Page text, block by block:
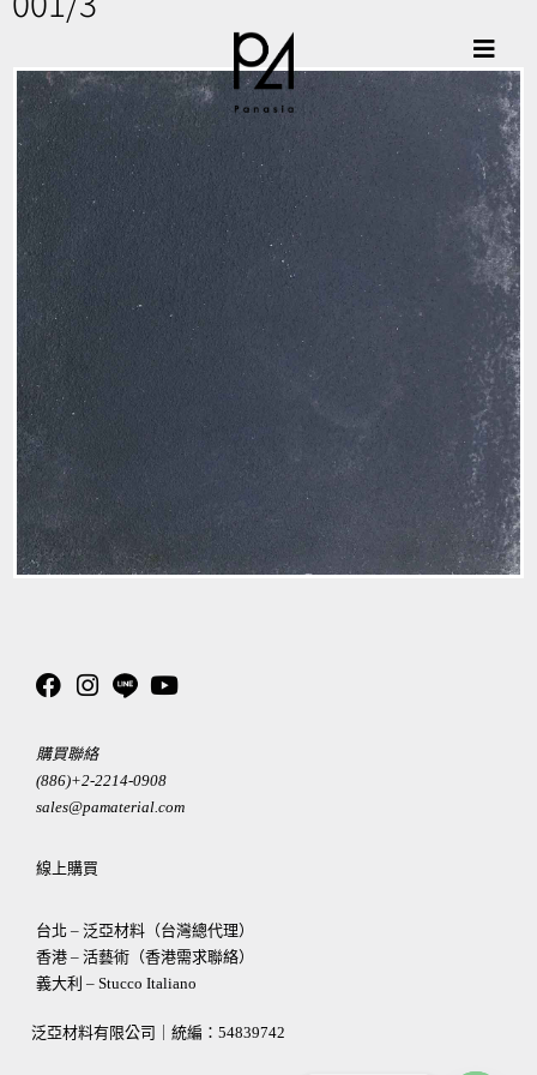
購買聯絡
(886)+2-2214-0908
sales@pamaterial.com
線上購買
台北 – 泛亞材料（台灣總代理）
香港 – 活藝術（香港需求聯絡）
義大利 – Stucco Italiano
泛亞材料有限公司｜統編： 54839742